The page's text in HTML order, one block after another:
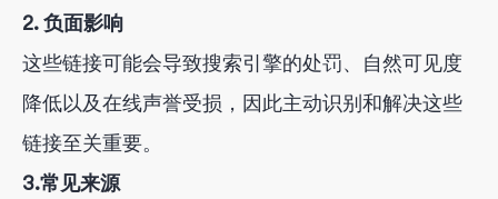
2. 负面影响
这些链接可能会导致搜索引擎的处罚、自然可见度
降低以及在线声誉受损，因此主动识别和解决这些
链接至关重要。
3.常见来源